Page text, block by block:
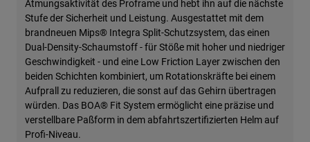
Atmungsaktivität des Proframe und hebt ihn auf die nächste
Stufe der Sicherheit und Leistung. Ausgestattet mit dem
brandneuen Mips® Integra Split-Schutzsystem, das einen
Dual-Density-Schaumstoff - für Stöße mit hoher und niedriger
Geschwindigkeit - und eine Low Friction Layer zwischen den
beiden Schichten kombiniert, um Rotationskräfte bei einem
Aufprall zu reduzieren, die sonst auf das Gehirn übertragen
würden. Das BOA® Fit System ermöglicht eine präzise und
verstellbare Paßform in dem abfahrtszertifizierten Helm auf
Profi-Niveau.